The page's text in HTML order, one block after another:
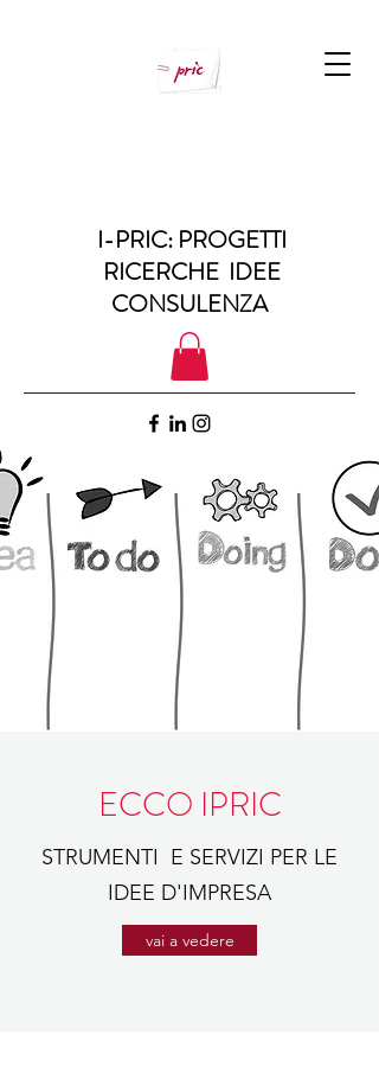
I-PRIC: PROGETTI
RICERCHE IDEE
CONSULENZA
ECCO IPRIC
STRUMENTI E SERVIZI PER LE
IDEE D'IMPRESA
vai a vedere